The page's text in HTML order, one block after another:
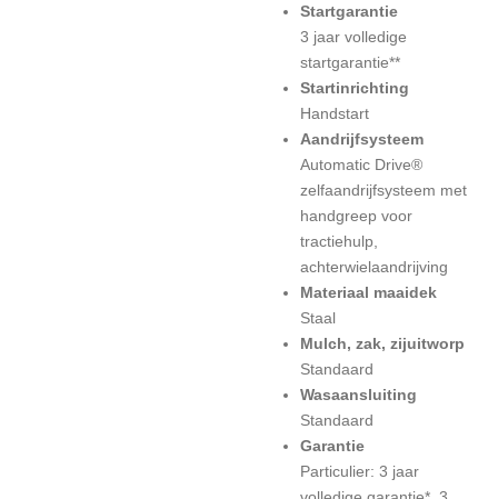
Startgarantie
3 jaar volledige
startgarantie**
Startinrichting
Handstart
Aandrijfsysteem
Automatic Drive®
zelfaandrijfsysteem met
handgreep voor
tractiehulp,
achterwielaandrijving
Materiaal maaidek
Staal
Mulch, zak, zijuitworp
Standaard
Wasaansluiting
Standaard
Garantie
Particulier: 3 jaar